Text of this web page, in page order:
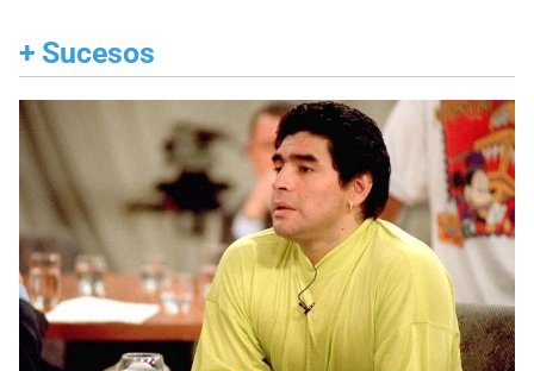
+ Sucesos